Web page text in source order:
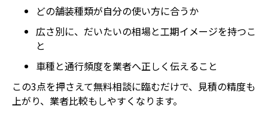
どの舗装種類が自分の使い方に合うか
広さ別に、だいたいの相場と工期イメージを持つこ
と
車種と通行頻度を業者へ正しく伝えること
この3点を押さえて無料相談に臨むだけで、見積の精度も
上がり、業者比較もしやすくなります。